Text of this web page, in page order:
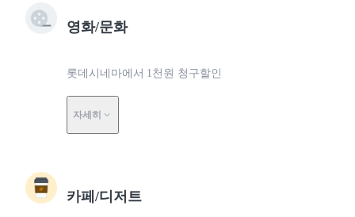
영화/문화
롯데시네마에서 1천원 청구할인
자세히
카페/디저트